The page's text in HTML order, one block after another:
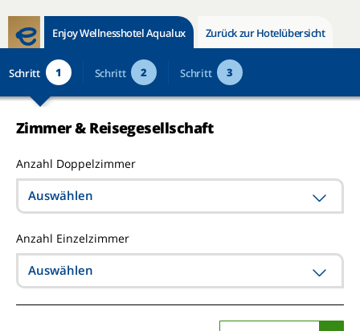
Enjoy Wellnesshotel Aqualux Zurück zur Hotelübersicht
Schritt 1 Schritt 2 Schritt 3
Zimmer & Reisegesellschaft
Anzahl Doppelzimmer
Auswählen
Anzahl Einzelzimmer
Auswählen